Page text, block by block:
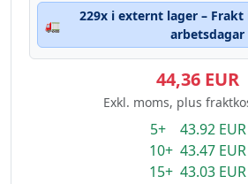
🚛
229x i externt lager –
arbetsdagar
44,36 EUR
Exkl. moms, plus
5+ 43.92 EUR
10+ 43.47 EUR
15+ 43.03 EUR